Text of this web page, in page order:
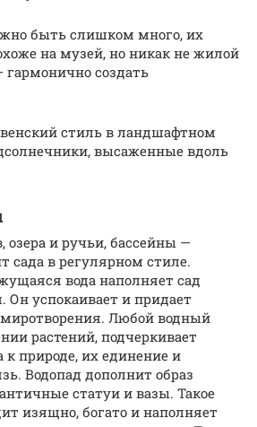
быть слишком много, их
на музей, но никак не жилой
гармонично создать
стиль в ландшафтном
высаженные вдоль
озера и ручьи, бассейны —
сада в регулярном стиле.
вода наполняет сад
успокаивает и придает
Любой водный
растений, подчеркивает
к природе, их единение и
Водопад дополнит образ
статуи и вазы. Такое
изящно, богато и наполняет